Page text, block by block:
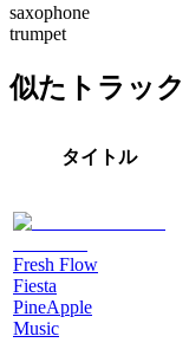
saxophone
trumpet
似たトラック
タイトル
Fresh Flow
Fiesta
PineApple
Music